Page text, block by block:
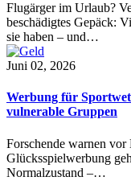
Flugärger im Urlaub?
beschädigtes Gepäck:
sie haben – und…
Juni 02, 2026
Werbung für
vulnerable Gruppen
Forschende warnen
Glücksspielwerbung
Normalzustand –…